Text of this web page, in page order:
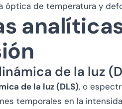
óptica de temperatura y
de la luz
de la luz (DLS), o
temporales en la